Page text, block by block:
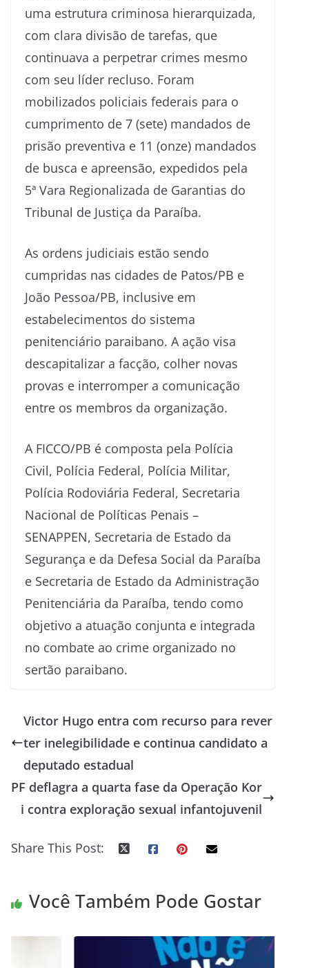
uma estrutura criminosa hierarquizada,
com clara divisão de tarefas, que
continuava a perpetrar crimes mesmo
com seu líder recluso. Foram
mobilizados policiais federais para o
cumprimento de 7 (sete) mandados de
prisão preventiva e 11 (onze) mandados
de busca e apreensão, expedidos pela
5ª Vara Regionalizada de Garantias do
Tribunal de Justiça da Paraíba.
As ordens judiciais estão sendo
cumpridas nas cidades de Patos/PB e
João Pessoa/PB, inclusive em
estabelecimentos do sistema
penitenciário paraibano. A ação visa
descapitalizar a facção, colher novas
provas e interromper a comunicação
entre os membros da organização.
A FICCO/PB é composta pela Polícia
Civil, Polícia Federal, Polícia Militar,
Polícia Rodoviária Federal, Secretaria
Nacional de Políticas Penais –
SENAPPEN, Secretaria de Estado da
Segurança e da Defesa Social da Paraíba
e Secretaria de Estado da Administração
Penitenciária da Paraíba, tendo como
objetivo a atuação conjunta e integrada
no combate ao crime organizado no
sertão paraibano.
Victor Hugo entra com recurso para rever
ter inelegibilidade e continua candidato a
deputado estadual
PF deflagra a quarta fase da Operação Kor
i contra exploração sexual infantojuvenil
Share This Post:
Você Também Pode Gostar